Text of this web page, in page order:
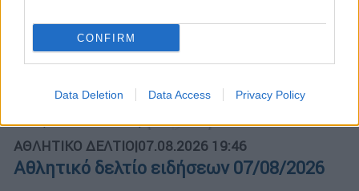
CONFIRM
Data Deletion Data Access Privacy Policy
Ώρα Ελλάδος...|07.08.2026 09:59
Ώρα Ελλάδος 07/08/2026
ΑΘΛΗΤΙΚΟ ΔΕΛΤΙΟ|07.08.2026 19:46
Αθλητικό δελτίο ειδήσεων 07/08/2026